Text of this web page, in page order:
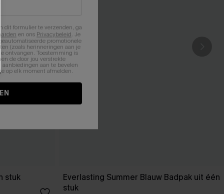
stuk
Everlasting Summer Blauw Badpak uit één
stuk
dit formulier te verzenden, ga
en ons Privacybeleid. Je
promotionele
(zoals herinneringen aan je
ontvangen. Toestemming is
de door jou verstrekte
aanbiedingen aan te bevelen
op elk moment afmelden.